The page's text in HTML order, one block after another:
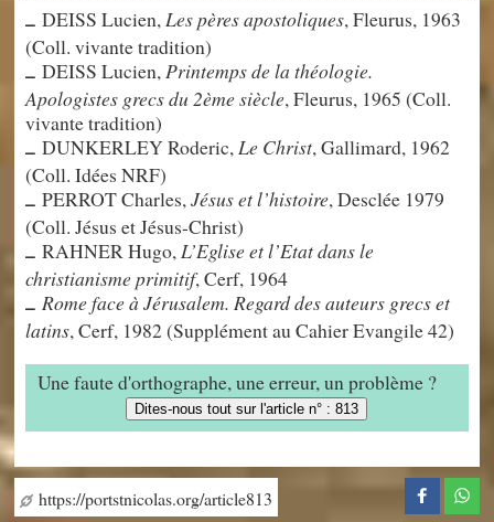
– DEISS Lucien,Les pères apostoliques, Fleurus, 1963
(Coll. vivante tradition)
– DEISS Lucien,Printemps de la théologie.
Apologistes grecs du 2ème siècle, Fleurus, 1965 (Coll.
vivante tradition)
– DUNKERLEY Roderic,Le Christ, Gallimard, 1962
(Coll. Idées NRF)
– PERROT Charles,Jésus et l’histoire, Desclée 1979
(Coll. Jésus et Jésus-Christ)
– RAHNER Hugo,L’Eglise et l’Etat dans le
christianisme primitif, Cerf, 1964
– Rome face à Jérusalem. Regard des auteurs grecs et
latins, Cerf, 1982 (Supplément au Cahier Evangile 42)
Une faute d'orthographe, une erreur, un problème ?
Dites-nous tout sur l'article n° : 813
https://portstnicolas.org/article813